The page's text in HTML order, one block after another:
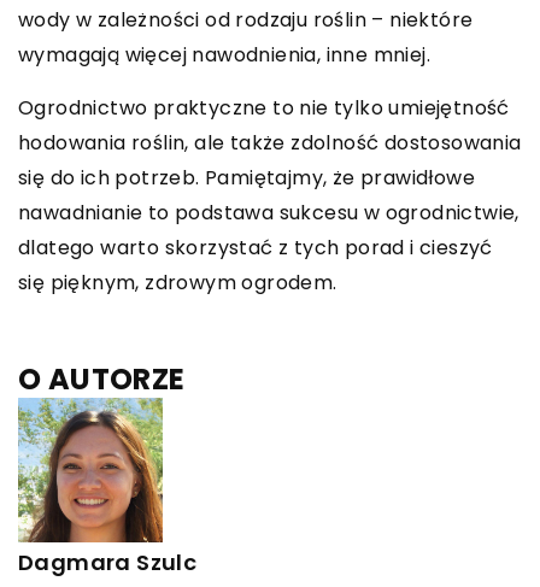
wody w zależności od rodzaju roślin – niektóre
wymagają więcej nawodnienia, inne mniej.
Ogrodnictwo praktyczne to nie tylko umiejętność
hodowania roślin, ale także zdolność dostosowania
się do ich potrzeb. Pamiętajmy, że prawidłowe
nawadnianie to podstawa sukcesu w ogrodnictwie,
dlatego warto skorzystać z tych porad i cieszyć
się pięknym, zdrowym ogrodem.
O AUTORZE
Dagmara Szulc